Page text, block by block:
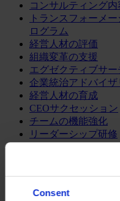
Consent
コンサルティング内
トランスフォーメ
ログラム
経営人材の評価
組織変革の支援
エグゼクティブサー
企業統治アドバイザ
経営人材の育成
CEOサクセッション
チームの機能強化
リーダーシップ研修
サステナビリティ（